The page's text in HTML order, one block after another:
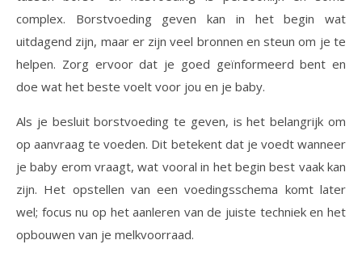
complex. Borstvoeding geven kan in het begin wat
uitdagend zijn, maar er zijn veel bronnen en steun om je te
helpen. Zorg ervoor dat je goed geïnformeerd bent en
doe wat het beste voelt voor jou en je baby.
Als je besluit borstvoeding te geven, is het belangrijk om
op aanvraag te voeden. Dit betekent dat je voedt wanneer
je baby erom vraagt, wat vooral in het begin best vaak kan
zijn. Het opstellen van een voedingsschema komt later
wel; focus nu op het aanleren van de juiste techniek en het
opbouwen van je melkvoorraad.